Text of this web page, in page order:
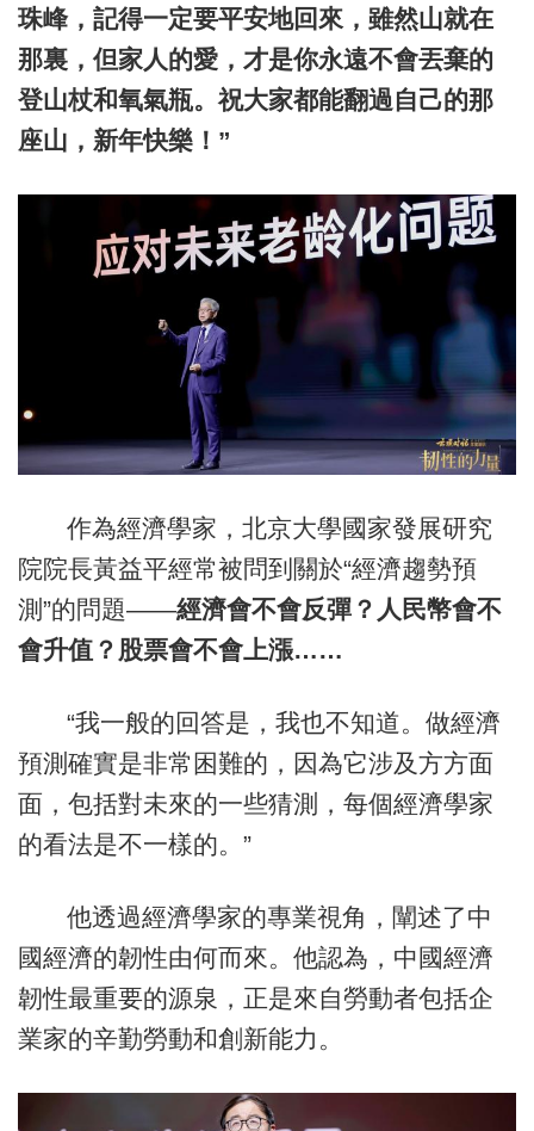
珠峰，記得一定要平安地回來，雖然山就在
那裏，但家人的愛，才是你永遠不會丟棄的
登山杖和氧氣瓶。祝大家都能翻過自己的那
座山，新年快樂！”
作為經濟學家，北京大學國家發展研究
院院長黃益平經常被問到關於“經濟趨勢預
測”的問題——經濟會不會反彈？人民幣會不
會升值？股票會不會上漲……
“我一般的回答是，我也不知道。做經濟
預測確實是非常困難的，因為它涉及方方面
面，包括對未來的一些猜測，每個經濟學家
的看法是不一樣的。”
他透過經濟學家的專業視角，闡述了中
國經濟的韌性由何而來。他認為，中國經濟
韌性最重要的源泉，正是來自勞動者包括企
業家的辛勤勞動和創新能力。